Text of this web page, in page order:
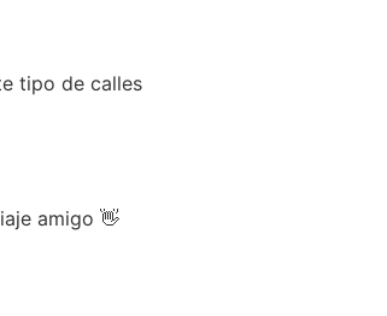
tipo de calles
amigo 👋